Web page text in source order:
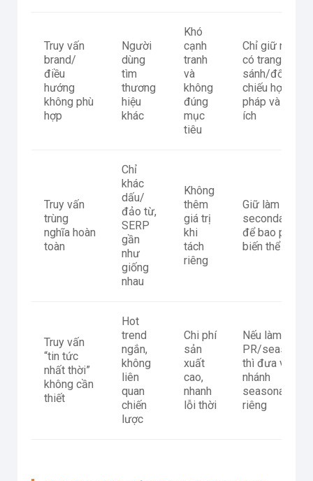
Truy vấn
brand/
điều
hướng
không phù
hợp
Người
dùng
tìm
thương
hiệu
khác
Khó
cạnh
tranh
và
không
đúng
mục
tiêu
Chỉ giữ nếu
có trang so
sánh/đối
chiếu hợp
pháp và hữu
ích
Truy vấn
trùng
nghĩa hoàn
toàn
Chỉ
khác
dấu/
đảo từ,
SERP
gần
như
giống
nhau
Không
thêm
giá trị
khi
tách
riêng
Giữ làm
secondary
để bao phủ
biến thể
Truy vấn
“tin tức
nhất thời”
không cần
thiết
Hot
trend
ngắn,
không
liên
quan
chiến
lược
Chi phí
sản
xuất
cao,
nhanh
lỗi thời
Nếu làm
PR/seasonal
thì đưa vào
nhánh
seasonal
riêng